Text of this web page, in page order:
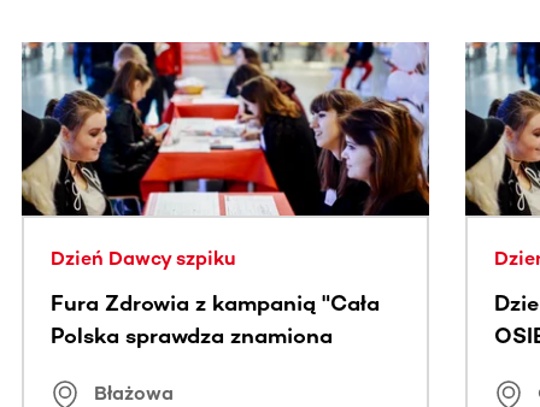
Ta sekcja zawiera treści przewijane w poziomie. Użyj
Dzień Dawcy szpiku
Fura Zdrowia z kampanią "Cała
Polska sprawdza znamiona
Błażowa